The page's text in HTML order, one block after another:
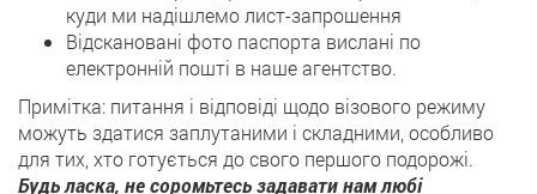
куди ми надішлемо лист-запрошення
Відскановані фото паспорта вислані по
електронній пошті в наше агентство.
Примітка: питання і відповіді щодо візового режиму
можуть здатися заплутаними і складними, особливо
для тих, хто готується до свого першого подорожі.
Будь ласка, не соромьтесь задавати нам любі